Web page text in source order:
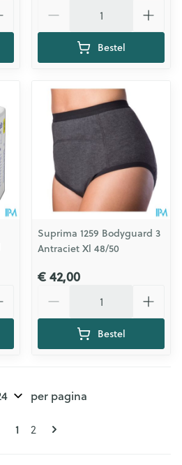
Bestel
Suprima 1259 Bodyguard 3
Antraciet Xl 48/50
€ 42,00
Bestel
Pagina's
U lees momenteel pagina
1 Pagina
2
per pagina